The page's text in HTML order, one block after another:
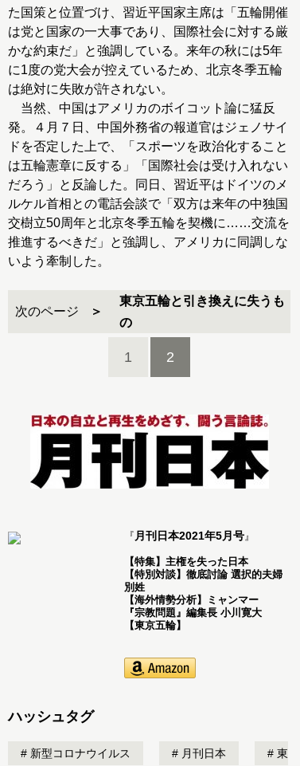
た国策と位置づけ、習近平国家主席は「五輪開催
は党と国家の一大事であり、国際社会に対する厳
かな約束だ」と強調している。来年の秋には5年
に1度の党大会が控えているため、北京冬季五輪
は絶対に失敗が許されない。
当然、中国はアメリカのボイコット論に猛反
発。４月７日、中国外務省の報道官はジェノサイ
ドを否定した上で、「スポーツを政治化すること
は五輪憲章に反する」「国際社会は受け入れない
だろう」と反論した。同日、習近平はドイツのメ
ルケル首相との電話会談で「双方は来年の中独国
交樹立50周年と北京冬季五輪を契機に……交流を
推進するべきだ」と強調し、アメリカに同調しな
いよう牽制した。
次のページ
東京五輪と引き換えに失うも
の
1 2
『 月刊日本2021年5月号 』
【特集】主権を失った日本
【特別対談】徹底討論 選択的夫婦
別姓
【海外情勢分析】ミャンマー
『宗教問題』編集長 小川寛大
【東京五輪】
ハッシュタグ
新型コロナウイルス 月刊日本 東